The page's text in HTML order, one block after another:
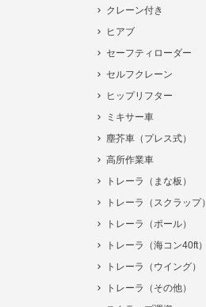
クレーン付き
ヒアブ
セーフティローダー
セルフクレーン
ヒップリフター
ミキサー車
塵芥車（プレス式）
高所作業車
トレーラ（まな板）
トレーラ（スクラップ）
トレーラ（ポール）
トレーラ（海コン40ft）
トレーラ（ウイング）
トレーラ（その他）